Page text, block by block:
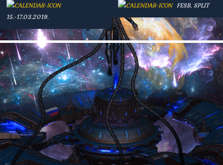
PROGRAM
ZA POSJETITELJE
SUPER H.I.K.
UDRUGA F&ST
PODRŠKA
15.-17.03.2019.
FESB, SPLIT